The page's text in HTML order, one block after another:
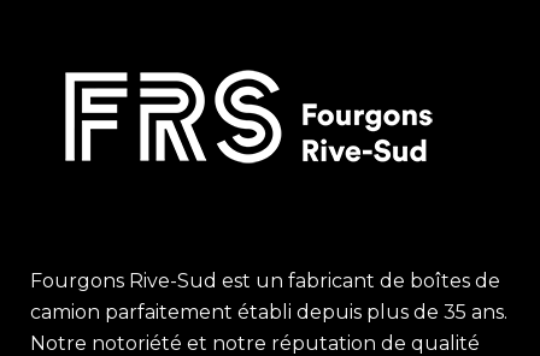
Fourgons Rive-Sud est un fabricant de boîtes de
camion parfaitement établi depuis plus de 35 ans.
Notre notoriété et notre réputation de qualité